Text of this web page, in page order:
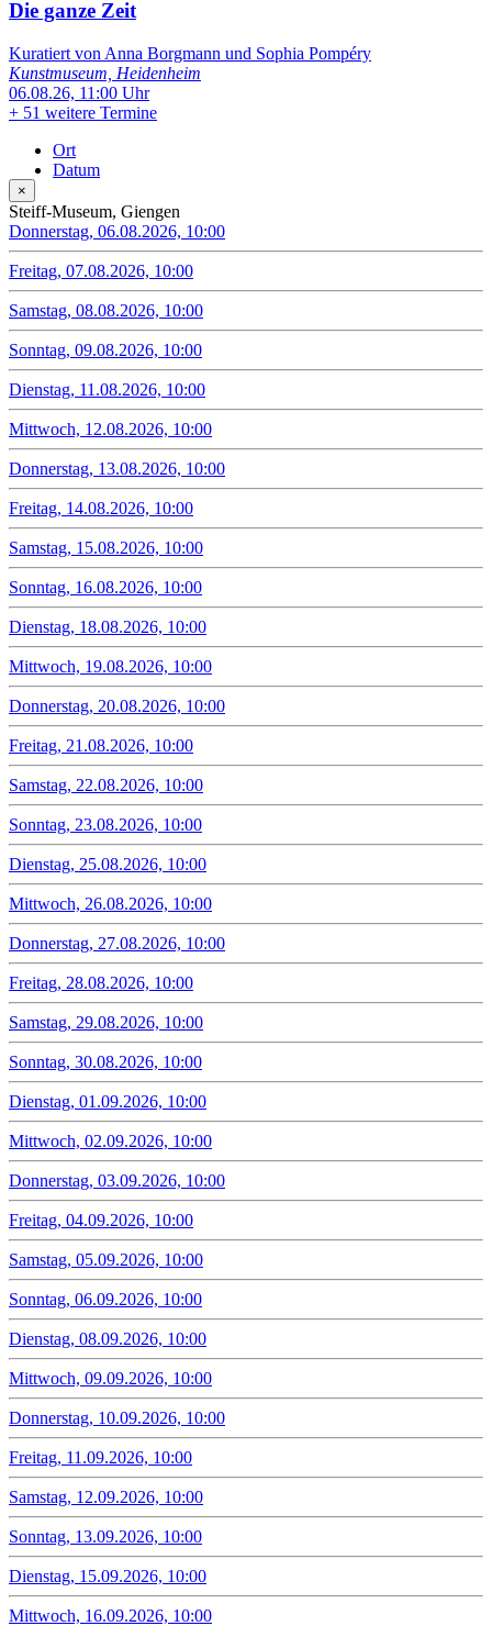
Die ganze Zeit
Kuratiert von Anna Borgmann und Sophia Pompéry
Kunstmuseum, Heidenheim
06.08.26, 11:00 Uhr
+ 51 weitere Termine
Ort
Datum
×
Steiff-Museum, Giengen
Donnerstag, 06.08.2026, 10:00
Freitag, 07.08.2026, 10:00
Samstag, 08.08.2026, 10:00
Sonntag, 09.08.2026, 10:00
Dienstag, 11.08.2026, 10:00
Mittwoch, 12.08.2026, 10:00
Donnerstag, 13.08.2026, 10:00
Freitag, 14.08.2026, 10:00
Samstag, 15.08.2026, 10:00
Sonntag, 16.08.2026, 10:00
Dienstag, 18.08.2026, 10:00
Mittwoch, 19.08.2026, 10:00
Donnerstag, 20.08.2026, 10:00
Freitag, 21.08.2026, 10:00
Samstag, 22.08.2026, 10:00
Sonntag, 23.08.2026, 10:00
Dienstag, 25.08.2026, 10:00
Mittwoch, 26.08.2026, 10:00
Donnerstag, 27.08.2026, 10:00
Freitag, 28.08.2026, 10:00
Samstag, 29.08.2026, 10:00
Sonntag, 30.08.2026, 10:00
Dienstag, 01.09.2026, 10:00
Mittwoch, 02.09.2026, 10:00
Donnerstag, 03.09.2026, 10:00
Freitag, 04.09.2026, 10:00
Samstag, 05.09.2026, 10:00
Sonntag, 06.09.2026, 10:00
Dienstag, 08.09.2026, 10:00
Mittwoch, 09.09.2026, 10:00
Donnerstag, 10.09.2026, 10:00
Freitag, 11.09.2026, 10:00
Samstag, 12.09.2026, 10:00
Sonntag, 13.09.2026, 10:00
Dienstag, 15.09.2026, 10:00
Mittwoch, 16.09.2026, 10:00